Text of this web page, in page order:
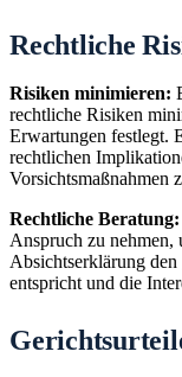
Rechtliche
Risiken minimieren:
rechtliche Risiken
Erwartungen festlegt.
rechtlichen
Vorsichtsmaßnahmen
Rechtliche Beratung:
Anspruch zu nehmen,
Absichtserklärung
entspricht und die